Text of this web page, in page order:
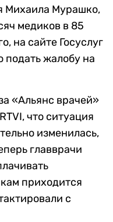
Михаила Мурашко,
медиков в 85
на сайте Госуслуг
подать жалобу на
«Альянс врачей»
что ситуация
изменилась,
главврачи
приходится
с